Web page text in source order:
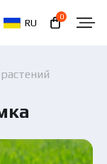
RU
0